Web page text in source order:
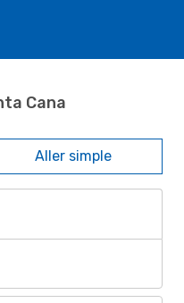
Cana
Aller simple